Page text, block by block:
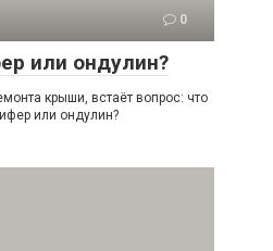
0
или ондулин?
крыши, встаёт вопрос: что
или ондулин?